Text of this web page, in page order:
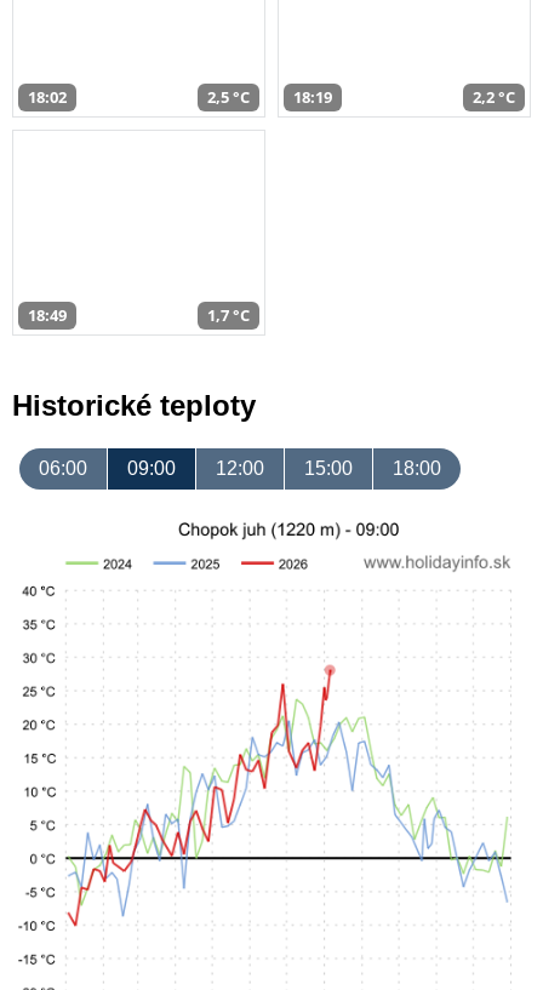
18:02 2,5 °C 18:19 2,2 °C
18:49 1,7 °C
Historické teploty
06:00 09:00 12:00 15:00 18:00